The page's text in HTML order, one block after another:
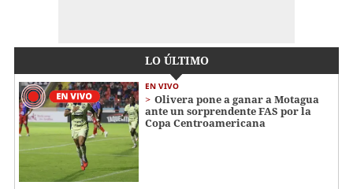
LO ÚLTIMO
EN VIVO
Olivera pone a ganar a Motagua
ante un sorprendente FAS por la
Copa Centroamericana